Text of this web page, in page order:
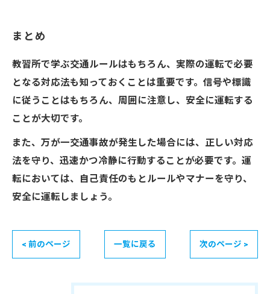
まとめ
教習所で学ぶ交通ルールはもちろん、実際の運転で必要
となる対応法も知っておくことは重要です。信号や標識
に従うことはもちろん、周囲に注意し、安全に運転する
ことが大切です。
また、万が一交通事故が発生した場合には、正しい対応
法を守り、迅速かつ冷静に行動することが必要です。運
転においては、自己責任のもとルールやマナーを守り、
安全に運転しましょう。
< 前のページ 一覧に戻る 次のページ >